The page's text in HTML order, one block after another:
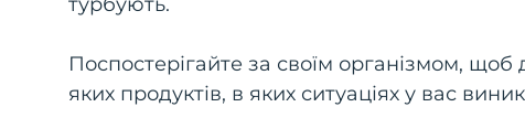
Поспостерігайте за своїм організмом, щоб
яких продуктів, в яких ситуаціях у вас